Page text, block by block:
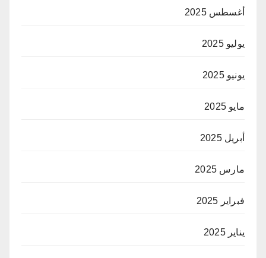
أغسطس 2025
يوليو 2025
يونيو 2025
مايو 2025
أبريل 2025
مارس 2025
فبراير 2025
يناير 2025